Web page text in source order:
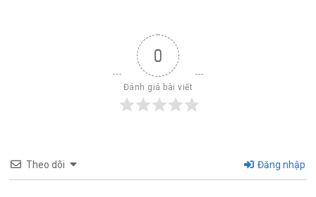
0
Đánh giá bài viết
Theo dõi Đăng nhập